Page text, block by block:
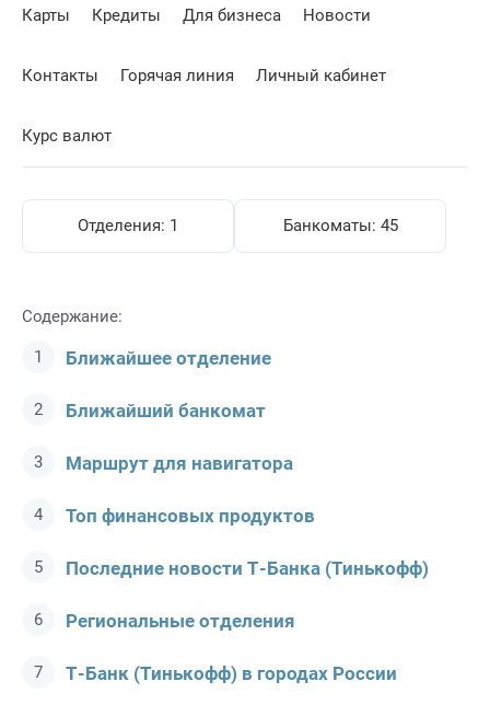
Карты Кредиты Для бизнеса Новости
Контакты Горячая линия Личный кабинет
Курс валют
Отделения: 1 Банкоматы: 45
Содержание:
Ближайшее отделение
Ближайший банкомат
Маршрут для навигатора
Топ финансовых продуктов
Последние новости Т-Банкa (Тинькофф)
Региональные отделения
Т-Банк (Тинькофф) в городах России